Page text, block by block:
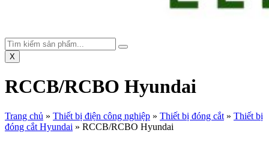
X
RCCB/RCBO Hyundai
Trang chủ » Thiết bị điện công nghiệp » Thiết bị đóng cắt » Thiết bị
đóng cắt Hyundai » RCCB/RCBO Hyundai